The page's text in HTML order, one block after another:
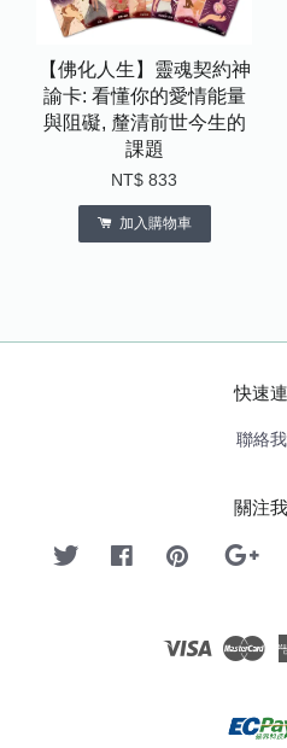
【佛化人生】靈魂契約神
諭卡: 看懂你的愛情能量
與阻礙, 釐清前世今生的
課題
NT$ 833
加入購物車
快速
聯絡
關注
Twitter FacebookPinterest
Visa